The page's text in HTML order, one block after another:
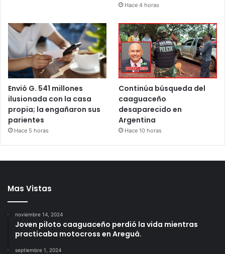
Hace 4 horas
Envió G. 541 millones
ilusionada con la casa
propia; la engañaron sus
parientes
Hace 5 horas
Continúa búsqueda del
caaguaceño
desaparecido en
Argentina
Hace 10 horas
Mas Vistas
noviembre 14, 2024
Joven piloto caaguaceño perdió la vida mientras
practicaba motocross en Areguá.
septiembre 1, 2024